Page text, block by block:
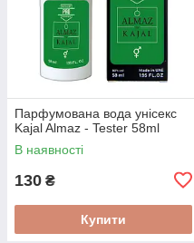
Парфумована вода унісекс
Kajal Almaz - Tester 58ml
В наявності
130 ₴
Купити